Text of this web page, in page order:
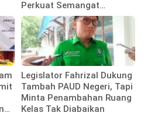
Perkuat Semangat
Pengabdian Pegawai
Legislator Fahrizal Dukung
Tambah PAUD Negeri, Tapi
Minta Penambahan Ruang
Kelas Tak Diabaikan